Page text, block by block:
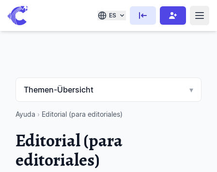
ES
Themen-Übersicht ▾
Ayuda › Editorial (para editoriales)
Editorial (para
editoriales)